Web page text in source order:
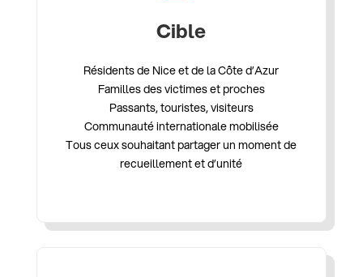
Cible
Résidents de Nice et de la Côte d’Azur
Familles des victimes et proches
Passants, touristes, visiteurs
Communauté internationale mobilisée
Tous ceux souhaitant partager un moment de
recueillement et d’unité